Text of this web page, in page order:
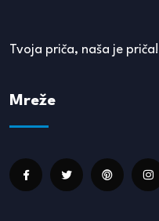
Tvoja priča, naša je priča!
Mreže